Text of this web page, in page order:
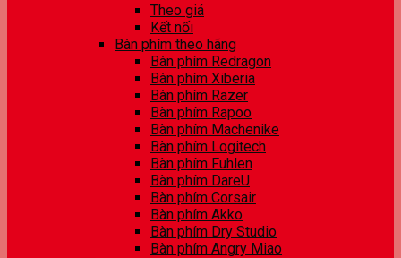
Theo giá
Kết nối
Bàn phím theo hãng
Bàn phím Redragon
Bàn phím Xiberia
Bàn phím Razer
Bàn phím Rapoo
Bàn phím Machenike
Bàn phím Logitech
Bàn phím Fuhlen
Bàn phím DareU
Bàn phím Corsair
Bàn phím Akko
Bàn phím Dry Studio
Bàn phím Angry Miao